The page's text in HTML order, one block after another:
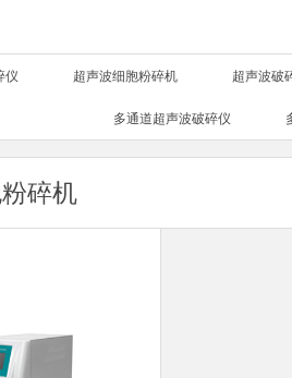
仪 超声波细胞粉碎机 超声波破
多通道超声波破碎仪
碎机